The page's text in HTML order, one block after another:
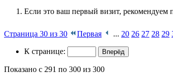
Если это ваш первый визит, рекомендуем
Страница 30 из 30 Первая ... 20 26 27 28 29
К странице:
Показано с 291 по 300 из 300